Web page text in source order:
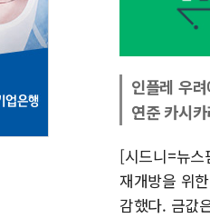
인플레 우
연준 카시
[시드니=뉴
재개방을 위
감했다. 금값